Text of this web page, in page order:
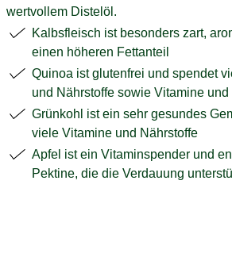
wertvollem Distelöl.
Kalbsfleisch ist besonders zart,
einen höheren Fettanteil
Quinoa ist glutenfrei und spendet
und Nährstoffe sowie Vitamine
Grünkohl ist ein sehr gesundes
viele Vitamine und Nährstoffe
Apfel ist ein Vitaminspender und
Pektine, die die Verdauung